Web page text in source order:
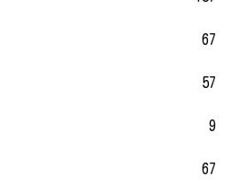
67
57
9
67